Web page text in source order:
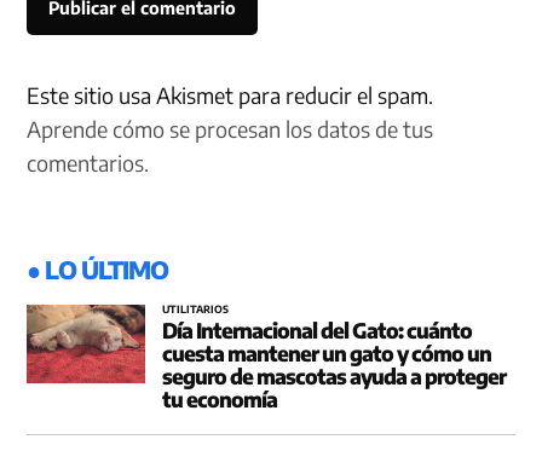
Este sitio usa Akismet para reducir el spam.
Aprende cómo se procesan los datos de tus
comentarios.
● LO ÚLTIMO
UTILITARIOS
Día Internacional del Gato: cuánto
cuesta mantener un gato y cómo un
seguro de mascotas ayuda a proteger
tu economía